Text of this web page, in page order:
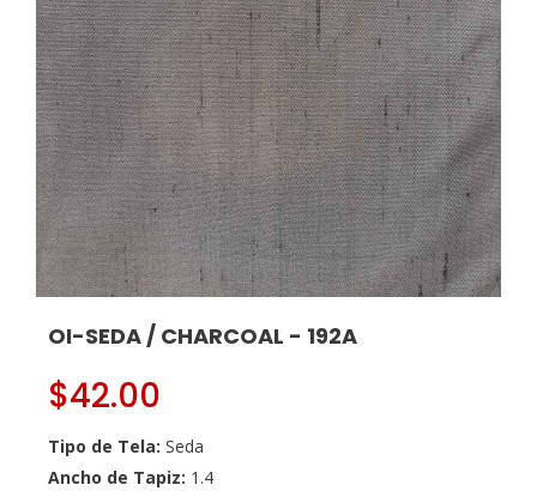
OI-SEDA / CHARCOAL - 192A
$42.00
Tipo de Tela: Seda
Ancho de Tapiz: 1.4